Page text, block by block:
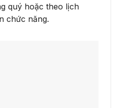
quý hoặc theo lịch
chức năng.